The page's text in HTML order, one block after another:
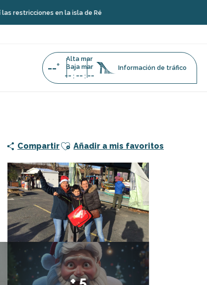
en la isla de Ré
--°
Alta mar
Baja mar
-- : -- : --
Información de tráfico
CompartirAjouter aux favoris
Añadir a mis favoritos
+ 5